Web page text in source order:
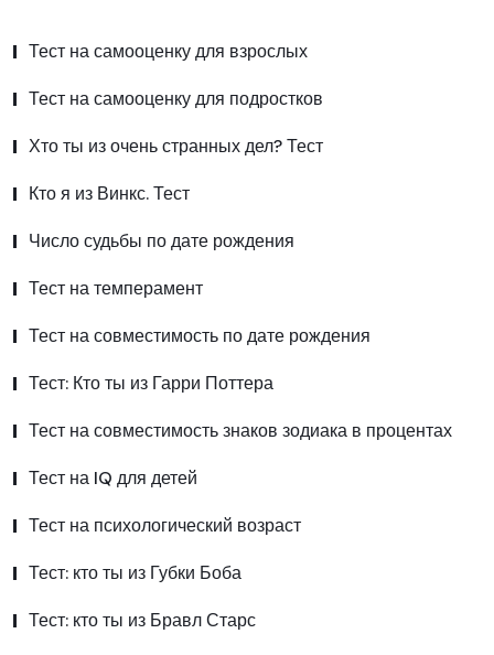
Тест на самооценку для взрослых
Тест на самооценку для подростков
Хто ты из очень странных дел? Тест
Кто я из Винкс. Тест
Число судьбы по дате рождения
Тест на темперамент
Тест на совместимость по дате рождения
Тест: Кто ты из Гарри Поттера
Тест на совместимость знаков зодиака в процентах
Тест на IQ для детей
Тест на психологический возраст
Тест: кто ты из Губки Боба
Тест: кто ты из Бравл Старс